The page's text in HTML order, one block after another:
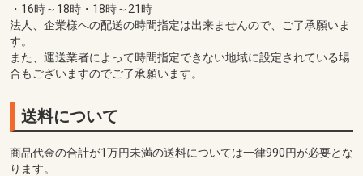
・16時～18時・18時～21時
法人、企業様への配送の時間指定は出来ませんので、ご了承願いま
す。
また、運送業者によって時間指定できない地域に設定されている場
合もございますのでご了承願います。
送料について
商品代金の合計が1万円未満の送料については一律990円が必要とな
ります。